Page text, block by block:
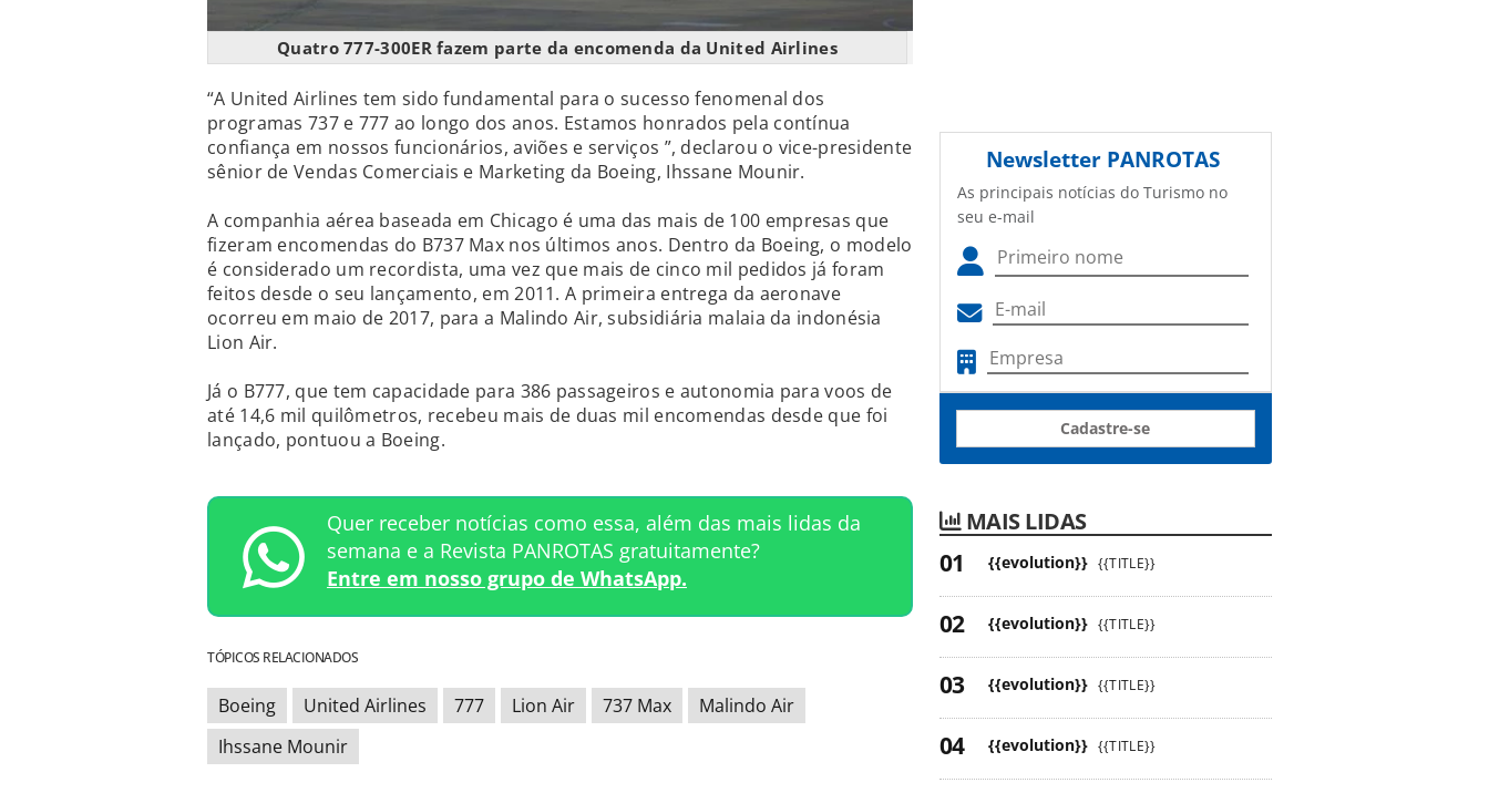
Quatro 777-300ER fazem parte da encomenda da United Airlines
“A United Airlines tem sido fundamental para o sucesso fenomenal dos
programas 737 e 777 ao longo dos anos. Estamos honrados pela contínua
confiança em nossos funcionários, aviões e serviços ”, declarou o vice-presidente
sênior de Vendas Comerciais e Marketing da Boeing, Ihssane Mounir.
A companhia aérea baseada em Chicago é uma das mais de 100 empresas que
fizeram encomendas do B737 Max nos últimos anos. Dentro da Boeing, o modelo
é considerado um recordista, uma vez que mais de cinco mil pedidos já foram
feitos desde o seu lançamento, em 2011. A primeira entrega da aeronave
ocorreu em maio de 2017, para a Malindo Air, subsidiária malaia da indonésia
Lion Air.
Já o B777, que tem capacidade para 386 passageiros e autonomia para voos de
até 14,6 mil quilômetros, recebeu mais de duas mil encomendas desde que foi
lançado, pontuou a Boeing.
Quer receber notícias como essa, além das mais lidas da
semana e a Revista PANROTAS gratuitamente?
Entre em nosso grupo de WhatsApp.
TÓPICOS RELACIONADOS
Boeing United Airlines 777 Lion Air 737 Max
Malindo Air
Ihssane Mounir
Newsletter PANROTAS
As principais notícias do Turismo no
seu e-mail
Cadastre-se
MAIS LIDAS
{{evolution}} {{TITLE}}
{{evolution}} {{TITLE}}
{{evolution}} {{TITLE}}
{{evolution}} {{TITLE}}